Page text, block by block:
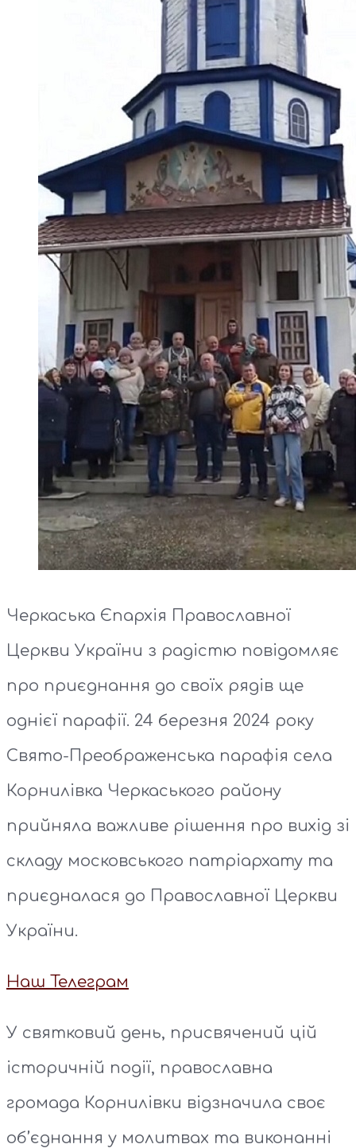
Черкаська Єпархія Православної
Церкви України з радістю повідомляє
про приєднання до своїх рядів ще
однієї парафії. 24 березня 2024 року
Свято-Преображенська парафія села
Корнилівка Черкаського району
прийняла важливе рішення про вихід зі
складу московського патріархату та
приєдналася до Православної Церкви
України.
Наш Телеграм
У святковий день, присвячений цій
історичній події, православна
громада Корнилівки відзначила своє
об’єднання у молитвах та виконанні